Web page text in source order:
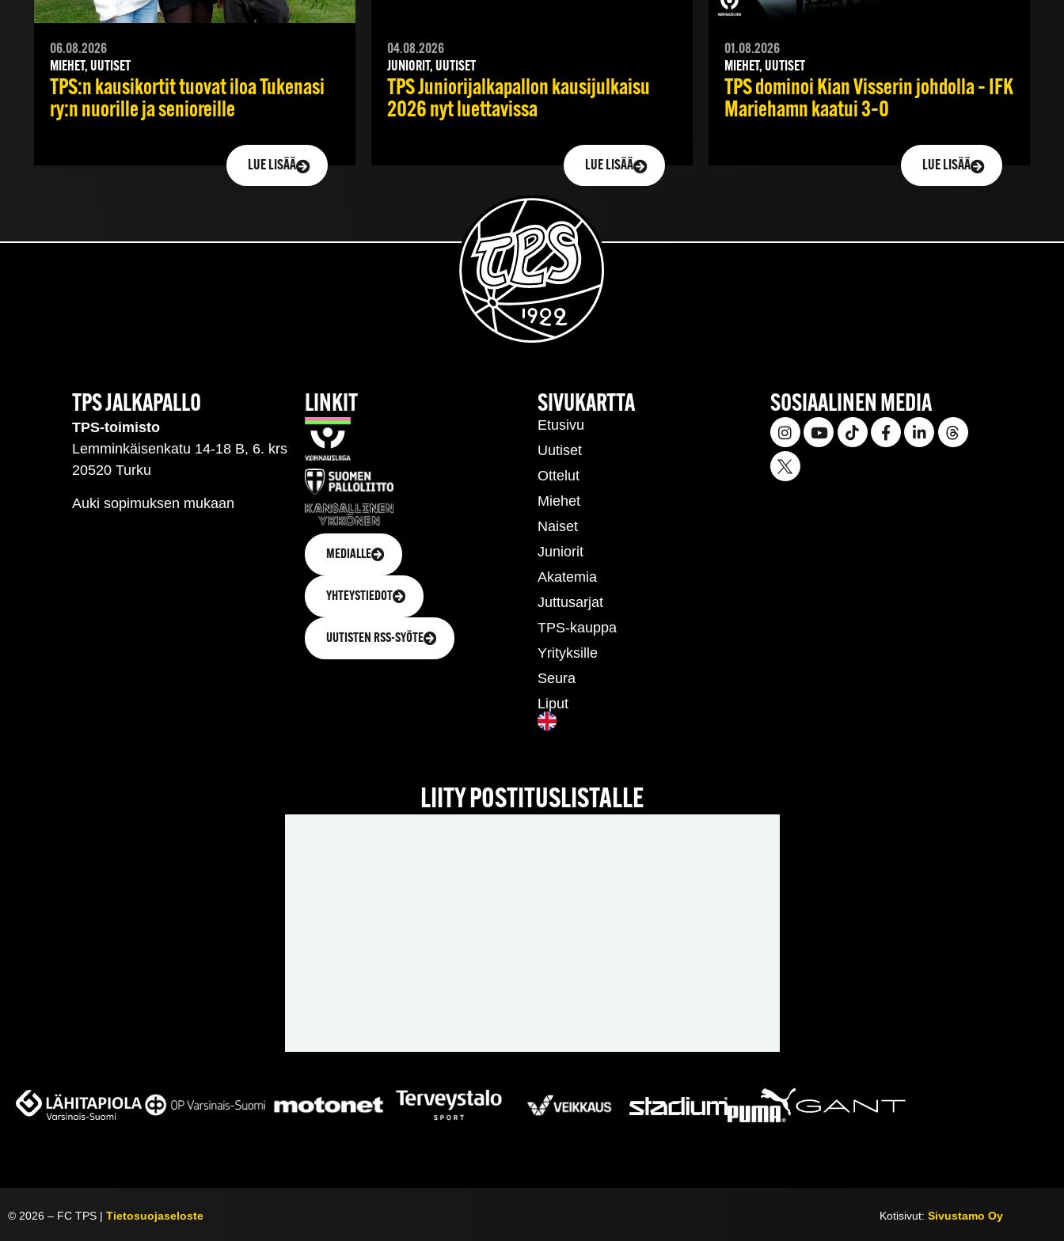
06.08.2026
MIEHET, UUTISET
TPS:n kausikortit tuovat iloa Tukenasi
ry:n nuorille ja senioreille
LUE LISÄÄ
04.08.2026
JUNIORIT, UUTISET
TPS Juniorijalkapallon kausijulkaisu
2026 nyt luettavissa
LUE LISÄÄ
01.08.2026
MIEHET, UUTISET
TPS dominoi Kian Visserin johdolla – IFK
Mariehamn kaatui 3–0
LUE LISÄÄ
TPS JALKAPALLO
TPS-toimisto
Lemminkäisenkatu 14-18 B, 6. krs
20520 Turku
Auki sopimuksen mukaan
LINKIT
MEDIALLE
YHTEYSTIEDOT
UUTISTEN RSS-SYÖTE
SIVUKARTTA
Etusivu
Uutiset
Ottelut
Miehet
Naiset
Juniorit
Akatemia
Juttusarjat
TPS-kauppa
Yrityksille
Seura
Liput
SOSIAALINEN MEDIA
LIITY POSTITUSLISTALLE
© 2026 – FC TPS | Tietosuojaseloste Kotisivut: Sivustamo Oy